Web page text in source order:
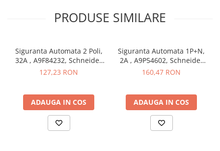
Prelungitoare, Stechere, Accesorii
Prize de difuzor
Prize internet
Prize TV
Prize și fișe industriale
PRODUSE SIMILARE
Siguranta Automata 2 Poli,
32A , A9F84232, Schneider
Electric
127,23 RON
ADAUGA IN COS
Siguranta Automata 1P+N,
2A , A9P54602, Schneider
Electric
160,47 RON
ADAUGA IN COS